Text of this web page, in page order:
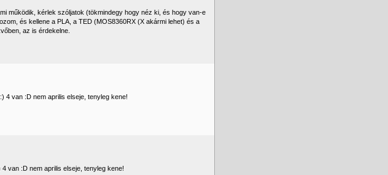
működik, kérlek szóljatok (tökmindegy hogy néz ki, és hogy van-e
és kellene a PLA, a TED (MOS8360RX (X akármi lehet) és a
az is érdekelne.
4 van :D nem aprilis elseje, tenyleg kene!
van :D nem aprilis elseje, tenyleg kene!